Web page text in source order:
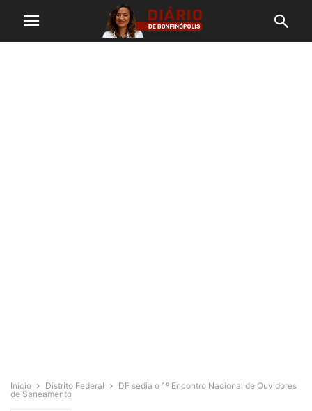
Início Distrito Federal
DF sedia o 1º Encontro Nacional de Ouvidores
de Saneamento